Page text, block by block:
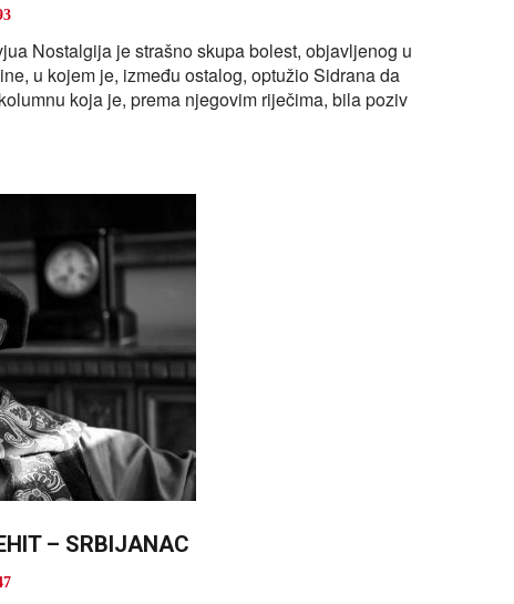
Nostalgija je strašno skupa bolest, objavljenog u
u kojem je, između ostalog, optužio Sidrana da
koja je, prema njegovim riječima, bila poziv
– SRBIJANAC